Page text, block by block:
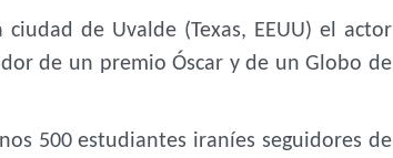
ciudad de Uvalde (Texas, EEUU) el actor
de un premio Óscar y de un Globo de
500 estudiantes iraníes seguidores de